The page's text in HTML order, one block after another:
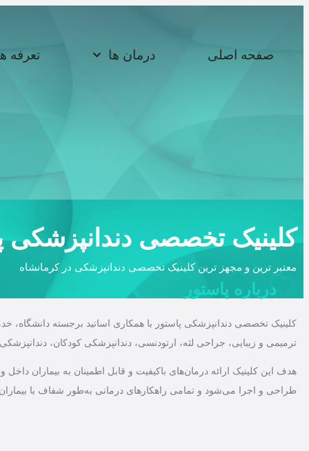
صفحه اصلی درمان ها تعرفه
کلینیک تخصصی دندانپزشکی
معتبر ترین و مجهز ترین کلینیک تخصصی دندانپزشکی در کرمانشاه
درباره پاستور
کلینیک تخصصی دندانپزشکی پاستور با همکاری اساتید برجسته دانشگاه،
ترمیمی و زیبایی، جراحی لثه، ارتودنسی، دندانپزشکی کودکان، دندانپزشکی
هدف این کلینیک ارائه درمان‌های باکیفیت و قابل اطمینان به بیماران
طراحی و اجرا می‌شود و تمامی راهکارهای درمانی به‌طور شفاف با